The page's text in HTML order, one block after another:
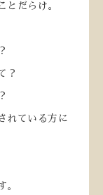
とだらけ。
？
れている方に
。